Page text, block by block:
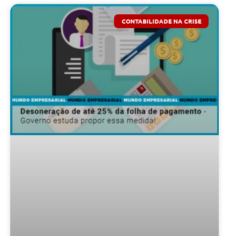
CONTABILIDADE NA CRISE